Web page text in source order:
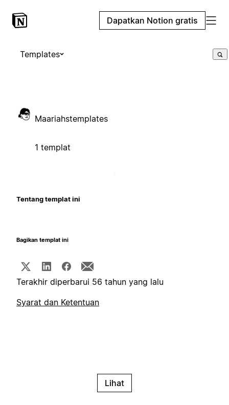
Dapatkan Notion gratis
Templates
Maariahstemplates
1 templat
Tentang templat ini
Bagikan templat ini
Terakhir diperbarui 56 tahun yang lalu
Syarat dan Ketentuan
Lihat